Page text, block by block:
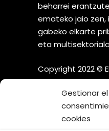
Gestionar el
cookies
beharrei
emateko jaio zen,
gabeko elkarte
eta
Copyright 2022 ©